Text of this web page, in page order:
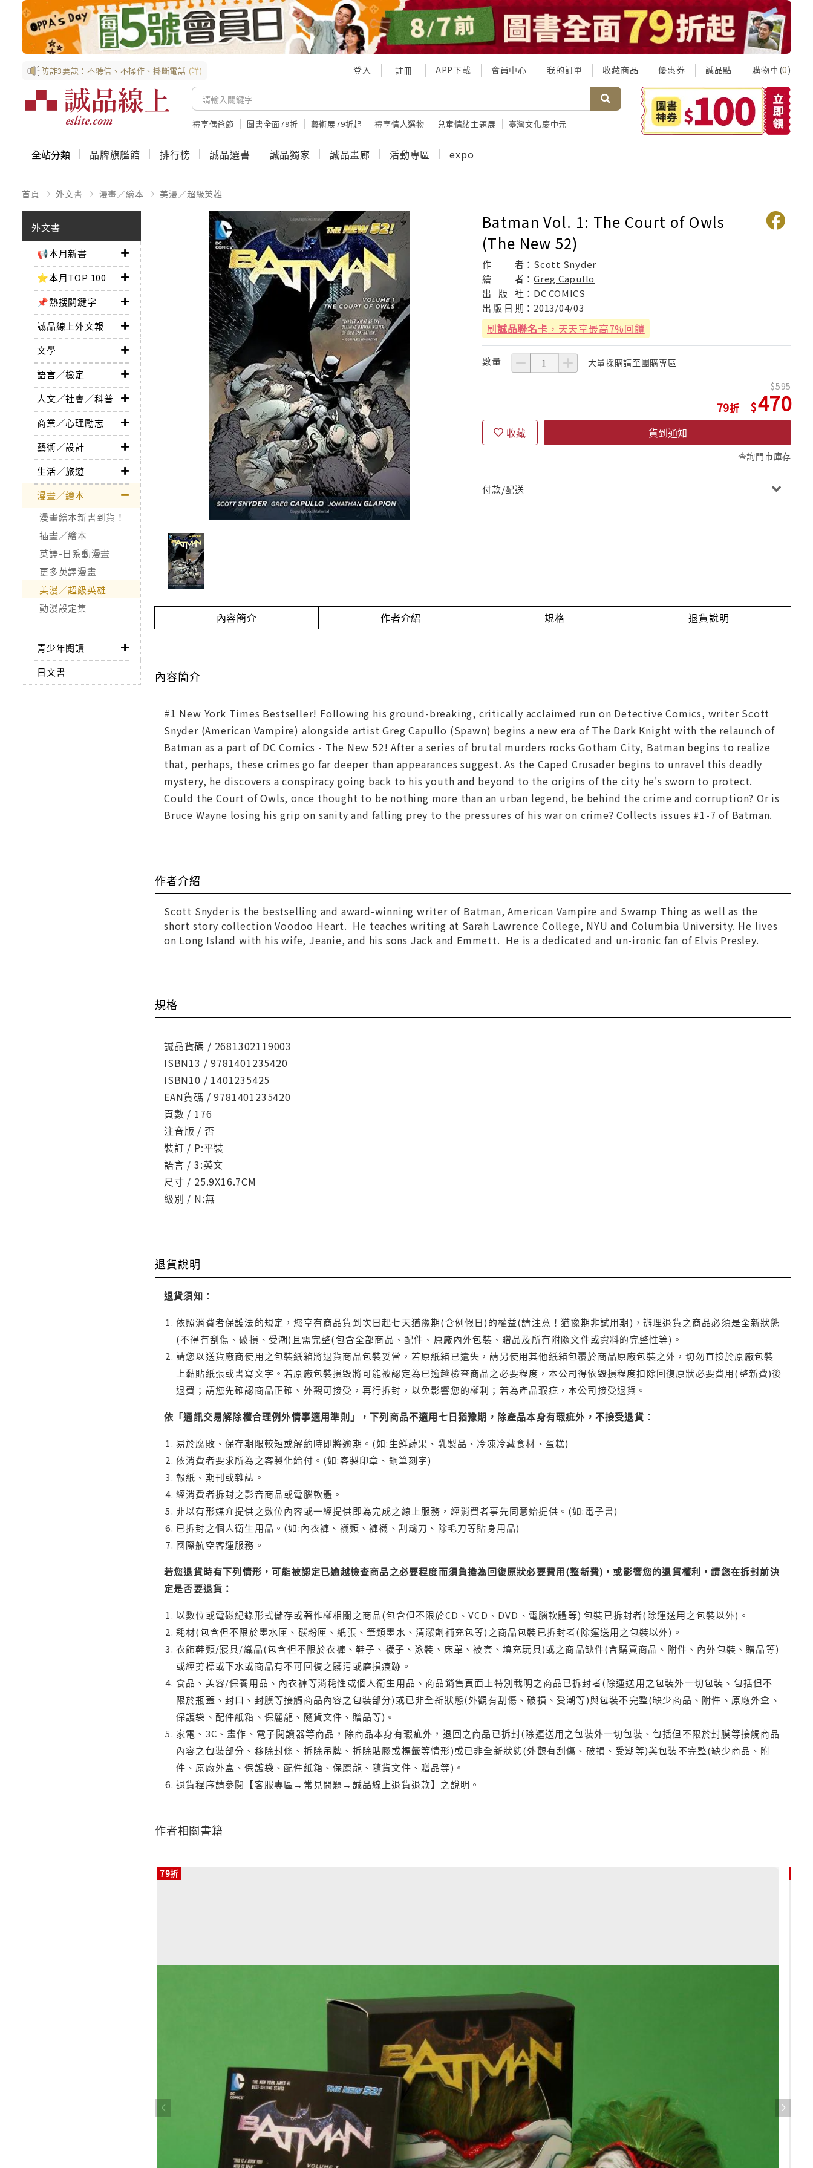
防詐3要訣：不聽信、不操作、掛斷電話 (詳) 登入 註冊 APP下載 會員中心 我的訂單 收藏商品 優惠券 誠品點 購物車(0)
禮享偶爸節 圖書全面79折 藝術展79折起 禮享情人選物 兒童情緒主題展 臺灣文化慶中元
全站分類 品牌旗艦館 排行榜 誠品選書 誠品獨家 誠品畫廊 活動專區 expo
首頁 外文書 漫畫／繪本 美漫／超級英雄
外文書
📢本月新書
⭐本月TOP 100
📌熱搜關鍵字
誠品線上外文報
文學
語言／檢定
人文／社會／科普
商業／心理勵志
藝術／設計
生活／旅遊
漫畫／繪本
漫畫繪本新書到貨！
插畫／繪本
英譯-日系動漫畫
更多英譯漫畫
美漫／超級英雄
動漫設定集
青少年閱讀
日文書
Batman Vol. 1: The Court of Owls
(The New 52)
作 者： Scott Snyder
繪
者：Greg Capullo
出
版 社： DC COMICS
出 版 日 期： 2013/04/03
刷誠品聯名卡 ，天天享最高7%回饋
數量 大量採購請至團購專區
79
595
470
收藏 貨到通知
查詢門市庫存
付款/配送
內容簡介 作者介紹 規格 退貨說明
內容簡介
#1 New York Times Bestseller! Following his ground-breaking, critically acclaimed run on Detective Comics, writer Scott
Snyder (American Vampire) alongside artist Greg Capullo (Spawn) begins a new era of The Dark Knight with the relaunch of
Batman as a part of DC Comics - The New 52! After a series of brutal murders rocks Gotham City, Batman begins to realize
that, perhaps, these crimes go far deeper than appearances suggest. As the Caped Crusader begins to unravel this deadly
mystery, he discovers a conspiracy going back to his youth and beyond to the origins of the city he's sworn to protect.
Could the Court of Owls, once thought to be nothing more than an urban legend, be behind the crime and corruption? Or is
Bruce Wayne losing his grip on sanity and falling prey to the pressures of his war on crime? Collects issues #1-7 of Batman.
作者介紹
Scott Snyder is the bestselling and award-winning writer of Batman, American Vampire and Swamp Thing as well as the
short story collectionVoodoo Heart. He teaches writing at Sarah Lawrence College, NYU and Columbia University. He lives
on Long Island with his wife, Jeanie, and his sons Jack and Emmett. He is a dedicated and un-ironic fan of Elvis Presley.
規格
誠品貨碼 / 2681302119003
ISBN13 / 9781401235420
ISBN10 / 1401235425
EAN貨碼 / 9781401235420
頁數 / 176
注音版 / 否
裝訂 / P:平裝
語言 / 3:英文
尺寸 / 25.9X16.7CM
級別 / N:無
退貨說明
退貨須知：
依照消費者保護法的規定，您享有商品貨到次日起七天猶豫期(含例假日)的權益(請注意！猶豫期非試用期)，辦理退貨之商品必須是全新狀態
(不得有刮傷、破損、受潮)且需完整(包含全部商品、配件、原廠內外包裝、贈品及所有附隨文件或資料的完整性等)。
請您以送貨廠商使用之包裝紙箱將退貨商品包裝妥當，若原紙箱已遺失，請另使用其他紙箱包覆於商品原廠包裝之外，切勿直接於原廠包裝
上黏貼紙張或書寫文字。若原廠包裝損毀將可能被認定為已逾越檢查商品之必要程度，本公司得依毀損程度扣除回復原狀必要費用(整新費)後
退費；請您先確認商品正確、外觀可接受，再行拆封，以免影響您的權利；若為產品瑕疵，本公司接受退貨。
依「通訊交易解除權合理例外情事適用準則」，下列商品不適用七日猶豫期，除產品本身有瑕疵外，不接受退貨：
易於腐敗、保存期限較短或解約時即將逾期。(如:生鮮蔬果、乳製品、冷凍冷藏食材、蛋糕)
依消費者要求所為之客製化給付。(如:客製印章、鋼筆刻字)
報紙、期刊或雜誌。
經消費者拆封之影音商品或電腦軟體。
非以有形媒介提供之數位內容或一經提供即為完成之線上服務，經消費者事先同意始提供。(如:電子書)
已拆封之個人衛生用品。(如:內衣褲、襪類、褲襪、刮鬍刀、除毛刀等貼身用品)
國際航空客運服務。
若您退貨時有下列情形，可能被認定已逾越檢查商品之必要程度而須負擔為回復原狀必要費用(整新費)，或影響您的退貨權利，請您在拆封前決
定是否要退貨：
以數位或電磁紀錄形式儲存或著作權相關之商品(包含但不限於CD、VCD、DVD、電腦軟體等) 包裝已拆封者(除運送用之包裝以外)。
耗材(包含但不限於墨水匣、碳粉匣、紙張、筆類墨水、清潔劑補充包等)之商品包裝已拆封者(除運送用之包裝以外)。
衣飾鞋類/寢具/織品(包含但不限於衣褲、鞋子、襪子、泳裝、床單、被套、填充玩具)或之商品缺件(含購買商品、附件、內外包裝、贈品等)
或經剪標或下水或商品有不可回復之髒污或磨損痕跡。
食品、美容/保養用品、內衣褲等消耗性或個人衛生用品、商品銷售頁面上特別載明之商品已拆封者(除運送用之包裝外一切包裝、包括但不
限於瓶蓋、封口、封膜等接觸商品內容之包裝部分)或已非全新狀態(外觀有刮傷、破損、受潮等)與包裝不完整(缺少商品、附件、原廠外盒、
保護袋、配件紙箱、保麗龍、隨貨文件、贈品等)。
家電、3C、畫作、電子閱讀器等商品，除商品本身有瑕疵外，退回之商品已拆封(除運送用之包裝外一切包裝、包括但不限於封膜等接觸商品
內容之包裝部分、移除封條、拆除吊牌、拆除貼膠或標籤等情形)或已非全新狀態(外觀有刮傷、破損、受潮等)與包裝不完整(缺少商品、附
件、原廠外盒、保護袋、配件紙箱、保麗龍、隨貨文件、贈品等)。
退貨程序請參閱【客服專區→常見問題→誠品線上退貨退款】之說明。
作者相關書籍
79折